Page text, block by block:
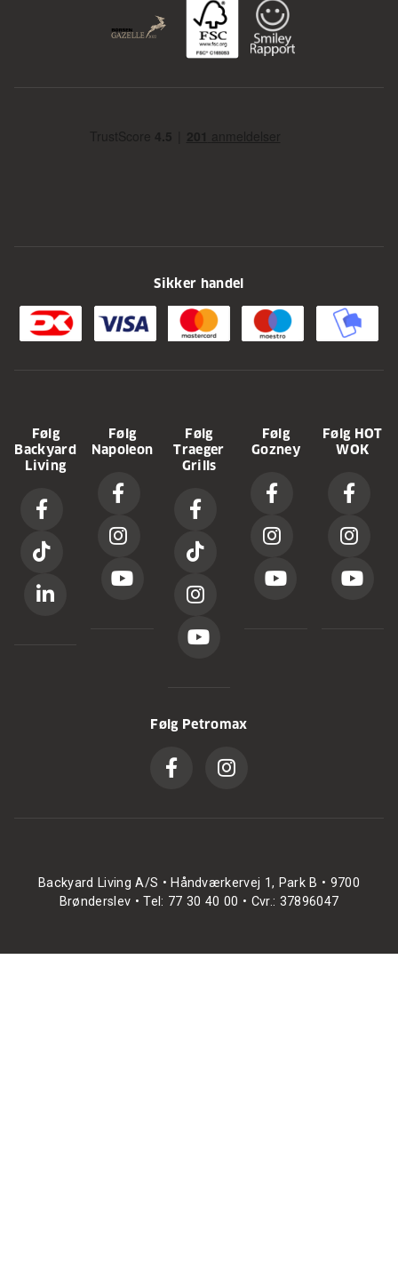
Sikker handel
Følg
Backyard
Living
Følg
Napoleon
Følg
Traeger
Grills
Følg
Gozney
Følg HOT
WOK
Følg Petromax
Backyard Living A/S • Håndværkervej 1, Park B • 9700
Brønderslev • Tel: 77 30 40 00 • Cvr.: 37896047